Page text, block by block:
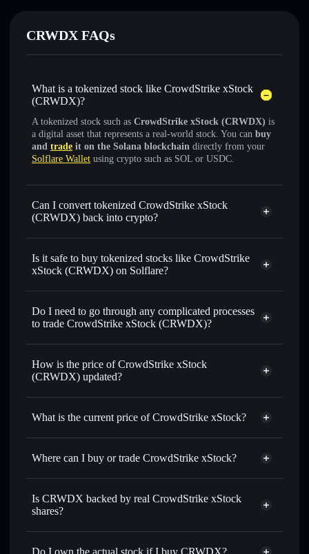
CRWDX FAQs
What is a tokenized stock like CrowdStrike xStock
(CRWDX)?
A tokenized stock such as CrowdStrike xStock (CRWDX) is
a digital asset that represents a real-world stock. You can buy
and trade it on the Solana blockchain directly from your
Solflare Wallet using crypto such as SOL or USDC.
Can I convert tokenized CrowdStrike xStock
(CRWDX) back into crypto?
CrowdStrike xStock
Is it safe to buy tokenized stocks like CrowdStrike
xStock (CRWDX) on Solflare?
1:1 backed,
Do I need to go through any complicated processes
to trade CrowdStrike xStock (CRWDX)?
How is the price of CrowdStrike xStock
(CRWDX) updated?
CrowdStrike xStock
What is the current price of CrowdStrike xStock?
CrowdStrike xStock
$214.420
Where can I buy or trade CrowdStrike xStock?
Is CRWDX backed by real CrowdStrike xStock
shares?
Do I own the actual stock if I buy CRWDX?